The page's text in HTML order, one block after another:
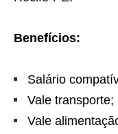
Benefícios:
Salário
Vale transporte;
Vale